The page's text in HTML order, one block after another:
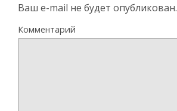
Ваш e-mail не будет опубликован.
Комментарий